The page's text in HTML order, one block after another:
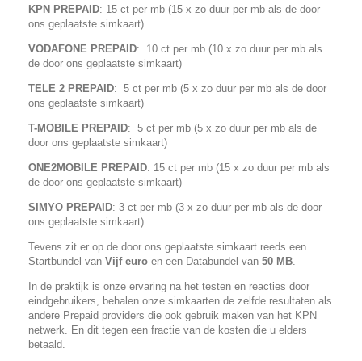
KPN PREPAID: 15 ct per mb (15 x zo duur per mb als de door
ons geplaatste simkaart)
VODAFONE PREPAID: 10 ct per mb (10 x zo duur per mb als
de door ons geplaatste simkaart)
TELE 2 PREPAID: 5 ct per mb (5 x zo duur per mb als de door
ons geplaatste simkaart)
T-MOBILE PREPAID: 5 ct per mb (5 x zo duur per mb als de
door ons geplaatste simkaart)
ONE2MOBILE PREPAID: 15 ct per mb (15 x zo duur per mb als
de door ons geplaatste simkaart)
SIMYO PREPAID: 3 ct per mb (3 x zo duur per mb als de door
ons geplaatste simkaart)
Tevens zit er op de door ons geplaatste simkaart reeds een
Startbundel van Vijf euro en een Databundel van 50 MB.
In de praktijk is onze ervaring na het testen en reacties door
eindgebruikers, behalen onze simkaarten de zelfde resultaten als
andere Prepaid providers die ook gebruik maken van het KPN
netwerk. En dit tegen een fractie van de kosten die u elders
betaald.